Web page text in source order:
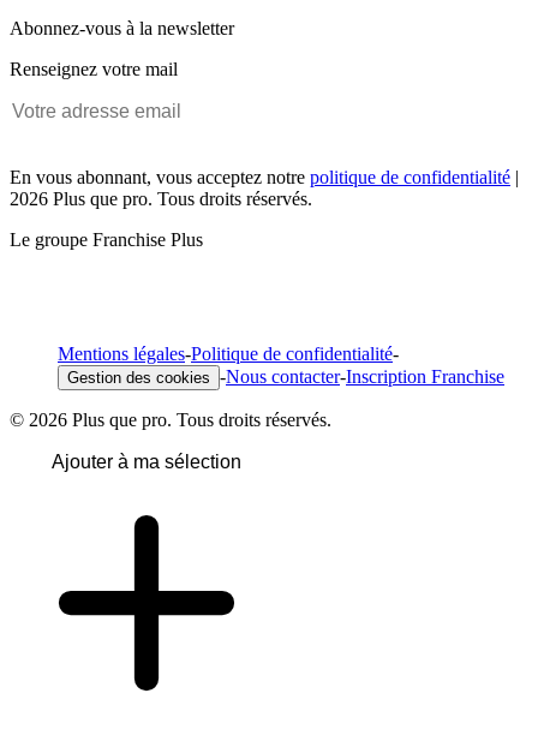
Abonnez-vous à la newsletter
Renseignez votre mail
En vous abonnant, vous acceptez notre politique de confidentialité |
2026 Plus que pro. Tous droits réservés.
Le groupe Franchise Plus
Mentions légales-Politique de confidentialité-
Gestion des cookies -Nous contacter-Inscription Franchise
© 2026 Plus que pro. Tous droits réservés.
Ajouter à ma sélection